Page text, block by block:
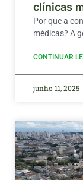
clínicas
Por que a
médicas? A
CONTINUAR
junho 11, 2025